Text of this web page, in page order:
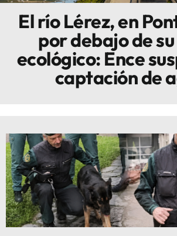
Innova
El río Lérez, en
por debajo de
ecológico: Ence
captación de